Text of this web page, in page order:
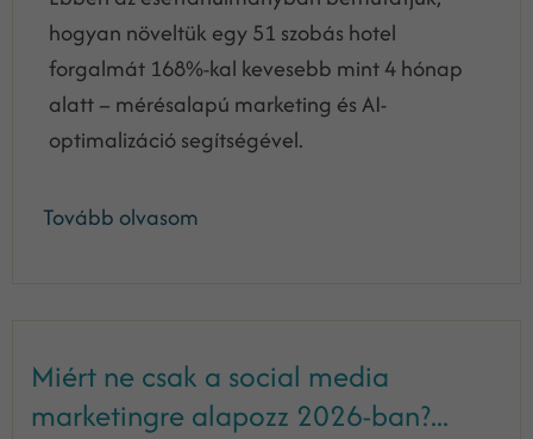
hogyan növeltük egy 51 szobás hotel
forgalmát 168%-kal kevesebb mint 4 hónap
alatt – mérésalapú marketing és AI-
optimalizáció segítségével.
Tovább olvasom
Miért ne csak a social media
marketingre alapozz 2026-ban?...